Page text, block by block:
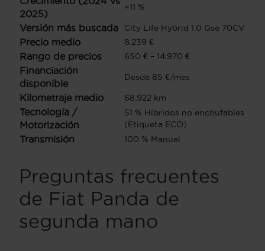
2025)
+11 %
Versión más buscada City Life Hybrid 1.0 Gse 70CV
Precio medio 8.239 €
Rango de precios 650 € – 14.970 €
Financiación
disponible
Desde 85 €/mes
Kilometraje medio 68.922 km
Tecnología /
Motorización
51 % Híbridos no enchufables
(Etiqueta ECO)
Transmisión 100 % Manual
Preguntas frecuentes
de Fiat Panda de
segunda mano